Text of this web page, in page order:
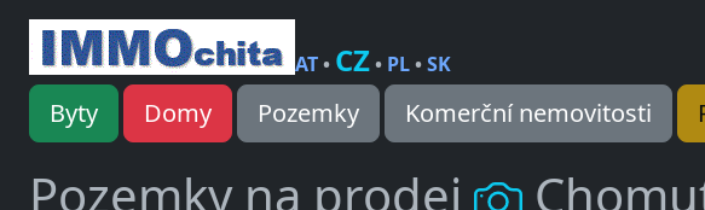
AT• CZ• PL•SK
Byty Domy Pozemky Komerční nemovitosti
Pozemky na prodej